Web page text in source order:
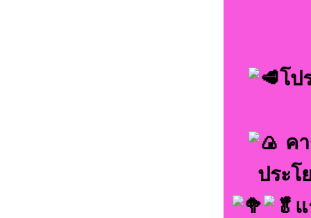
โป
ค
ประโ